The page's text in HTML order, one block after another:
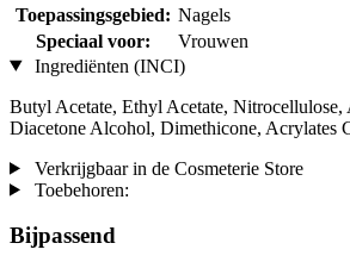
Toepassingsgebied: Nagels
Speciaal voor:
Vrouwen
Ingrediënten (INCI)
Butyl Acetate, Ethyl Acetate,
Diacetone Alcohol, Dimethicone, Acrylates
Verkrijgbaar in de Cosmeterie Store
Toebehoren:
Bijpassend